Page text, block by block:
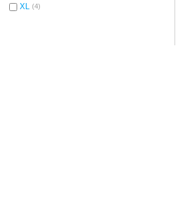
XL (4)